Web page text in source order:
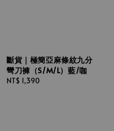
斷貨｜極簡亞麻條紋九分
彎刀褲（S/M/L）藍/咖
Regular
NT$ 1,390